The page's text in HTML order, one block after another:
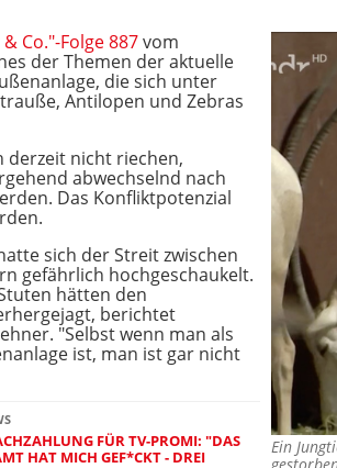
Ein
Co."-Folge 887vom
der Themen der aktuelle
die sich unter
Antilopen und Zebras
derzeit nicht riechen,
abwechselnd nach
Das Konfliktpotenzial
sich der Streit zwischen
gefährlich hochgeschaukelt.
hätten den
berichtet
"Selbst wenn man als
ist, man ist gar nicht
FÜR TV-PROMI: "DAS
HAT MICH GEF*CKT - DREI